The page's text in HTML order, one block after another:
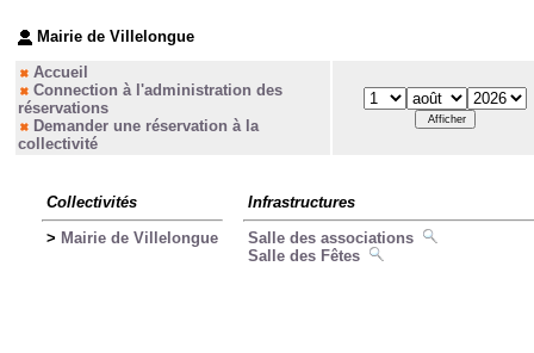
Mairie de Villelongue
Accueil
Connection à l'administration des
réservations
Demander une réservation à la
collectivité
Collectivités
> Mairie de Villelongue
Infrastructures
Salle des associations
Salle des Fêtes